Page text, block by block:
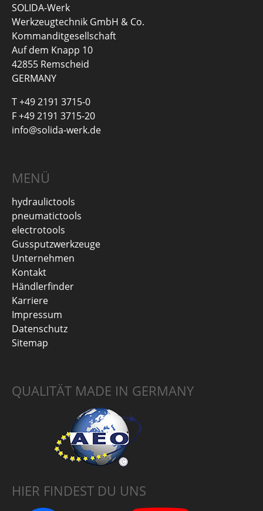
SOLIDA-Werk
Werkzeugtechnik GmbH & Co.
Kommanditgesellschaft
Auf dem Knapp 10
42855 Remscheid
GERMANY
T +49 2191 3715-0
F +49 2191 3715-20
info@solida-werk.de
MENÜ
hydraulictools
pneumatictools
electrotools
Gussputzwerkzeuge
Unternehmen
Kontakt
Händlerfinder
Karriere
Impressum
Datenschutz
Sitemap
QUALITÄT MADE IN GERMANY
HIER FINDEST DU UNS